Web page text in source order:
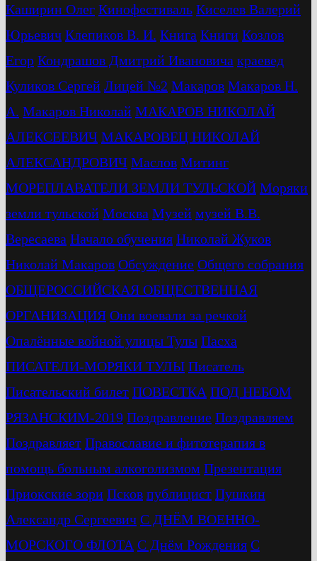
Каширин Олег Кинофестиваль Киселев Валерий
Юрьевич Клепиков В. И. Книга Книги Козлов
Егор Кондрашов Дмитрий Ивановича краевед
Куликов Сергей Лицей №2 Макаров Макаров Н.
А. Макаров Николай МАКАРОВ НИКОЛАЙ
АЛЕКСЕЕВИЧ МАКАРОВЕЦ НИКОЛАЙ
АЛЕКСАНДРОВИЧ Маслов Митинг
МОРЕПЛАВАТЕЛИ ЗЕМЛИ ТУЛЬСКОЙ Моряки
земли тульской Москва Музей музей В.В.
Вересаева Начало обучения Николай Жуков
Николай Макаров Обсуждение Общего собрания
ОБЩЕРОССИЙСКАЯ ОБЩЕСТВЕННАЯ
ОРГАНИЗАЦИЯ Они воевали за речкой
Опалённые войной улицы Тулы Пасха
ПИСАТЕЛИ-МОРЯКИ ТУЛЫ Писатель
Писательский билет ПОВЕСТКА ПОД НЕБОМ
РЯЗАНСКИМ-2019 Поздравление Поздравляем
Поздравляет Православие и фитотерапия в
помощь больным алкоголизмом Презентация
Приокские зори Псков публицист Пушкин
Александр Сергеевич С ДНЁМ ВОЕННО-
МОРСКОГО ФЛОТА С Днём Рождения С